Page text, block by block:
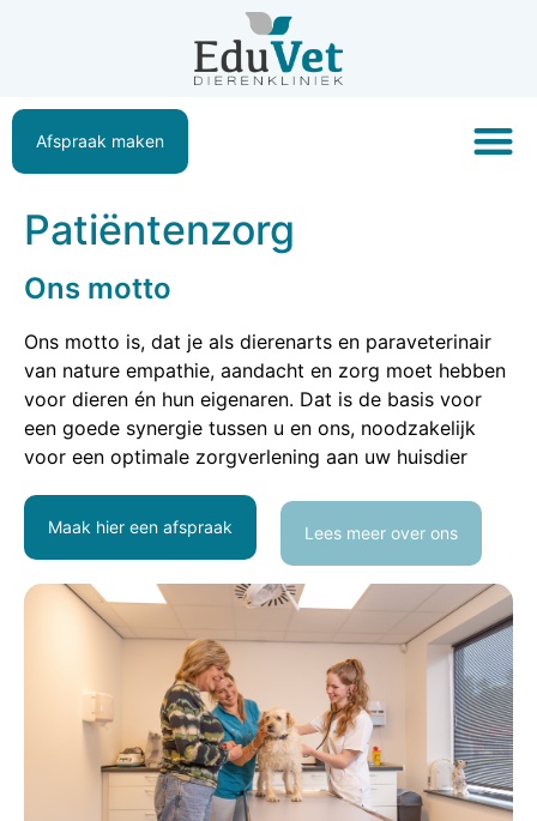
Afspraak maken
Patiëntenzorg
Ons motto
Ons motto is, dat je als dierenarts en paraveterinair
van nature empathie, aandacht en zorg moet hebben
voor dieren én hun eigenaren. Dat is de basis voor
een goede synergie tussen u en ons, noodzakelijk
voor een optimale zorgverlening aan uw huisdier
Maak hier een afspraak Lees meer over ons